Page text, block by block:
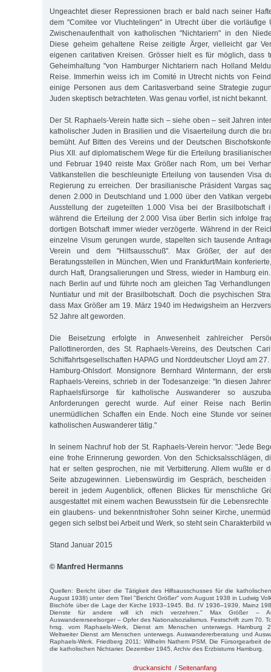
Ungeachtet dieser Repressionen brach er bald nach seiner
dem "Comitee vor Vluchtelingen" in Utrecht über die vorläufige
Zwischenaufenthalt von katholischen "Nichtariern" in den
Diese geheim gehaltene Reise zeitigte Ärger, vielleicht gar
eigenen caritativen Kreisen. Grösser hielt es für möglich, dass
Geheimhaltung "von Hamburger Nichtariern nach Holland
Reise. Immerhin weiss ich im Comité in Utrecht nichts von
einige Personen aus dem Caritasverband seine Strategie
Juden skeptisch betrachteten. Was genau vorfiel, ist nicht bekannt.
Der St. Raphaels-Verein hatte sich – siehe oben – seit Jahren
katholischer Juden in Brasilien und die Visaerteilung durch die
bemüht. Auf Bitten des Vereins und der Deutschen
Pius XII. auf diplomatischem Wege für die Erteilung
und Februar 1940 reiste Max Größer nach Rom, um bei
Vatikanstellen die beschleunigte Erteilung von tausenden Visa
Regierung zu erreichen. Der brasilianische Präsident Vargas
denen 2.000 in Deutschland und 1.000 über den Vatikan
Ausstellung der zugeteilten 1.000 Visa bei der Brasilbotschaft
während die Erteilung der 2.000 Visa über Berlin sich infolge
dortigen Botschaft immer wieder verzögerte. Während in der
einzelne Visum gerungen wurde, stapelten sich tausende
Verein und dem "Hilfsausschuß". Max Größer, der auf
Beratungsstellen in München, Wien und Frankfurt/Main
durch Haft, Drangsalierungen und Stress, wieder in Hamburg
nach Berlin auf und führte noch am gleichen Tag
Nuntiatur und mit der Brasilbotschaft. Doch die psychischen
dass Max Größer am 19. März 1940 im Hedwigsheim an
52 Jahre alt geworden.
Die Beisetzung erfolgte in Anwesenheit zahlreicher
Pallottinerorden, des St. Raphaels-Vereins, des Deutschen
Schiffahrtsgesellschaften HAPAG und Norddeutscher Lloyd am
Hamburg-Ohlsdorf. Monsignore Bernhard Wintermann, der
Raphaels-Vereins, schrieb in der Todesanzeige: "In diesen
Raphaelsfürsorge für katholische Auswanderer so
Anforderungen gerecht wurde. Auf einer Reise nach
unermüdlichen Schaffen ein Ende. Noch eine Stunde vor
katholischen Auswanderer tätig."
In seinem Nachruf hob der St. Raphaels-Verein hervor: "Jede
eine frohe Erinnerung geworden. Von den Schicksalsschlägen,
hat er selten gesprochen, nie mit Verbitterung. Allem wußte er
Seite abzugewinnen. Liebenswürdig im Gespräch, bescheiden
bereit in jedem Augenblick, offenen Blickes für menschliche
ausgestattet mit einem wachen Bewusstsein für die
ein glaubens- und bekenntnisfroher Sohn seiner Kirche,
gegen sich selbst bei Arbeit und Werk, so steht sein Charakterbild
Stand Januar 2015
© Manfred Hermanns
Quellen: Bericht über die Tätigkeit des Hilfsausschusses für die
August 1938) unter dem Titel "Bericht Größer" vom August 1938 in Ludwig
Bischöfe über die Lage der Kirche 1933–1945. Bd. IV 1936–1939, Mainz
Dienste für andere will ich mich verzehren." Max Größer –
Auswandererseelsorger – Opfer des Nationalsozialismus. Festschrift zum 70.
hrsg. vom Raphaels-Werk, Dienst am Menschen unterwegs. Hamburg
Weltweiter Dienst am Menschen unterwegs. Auswandererberatung und
Raphaels-Werk. Friedberg 2011; Wilhelm Nathem PSM, Die Fürsorgearbeit
die katholischen Nichtarier. Dezember 1945, Archiv des Erzbistums Hamburg.
druckansicht / Seitenanfang